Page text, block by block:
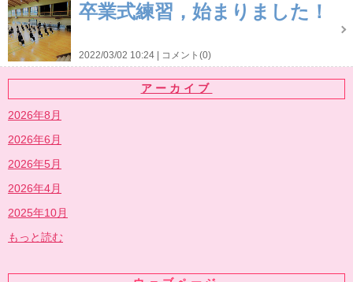
卒業式練習，始まりました！
2022/03/02 10:24 コメント(0)
アーカイブ
2026年8月
2026年6月
2026年5月
2026年4月
2025年10月
もっと読む